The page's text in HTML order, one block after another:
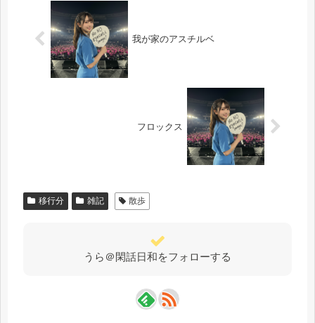
我が家のアスチルベ
フロックス
移行分 雑記 散歩
うら＠閑話日和をフォローする